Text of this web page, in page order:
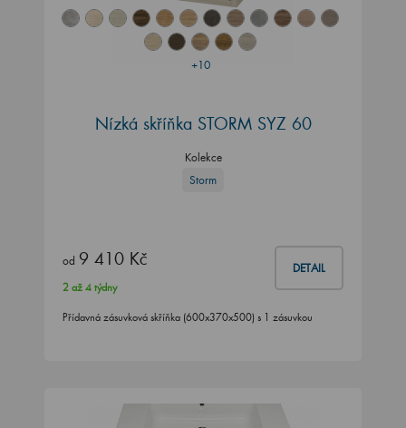
+10
Nízká skříňka STORM SYZ 60
Kolekce
Storm
od 9 410 Kč DETAIL
2 až 4 týdny
Přídavná zásuvková skříňka (600x370x500) s 1 zásuvkou